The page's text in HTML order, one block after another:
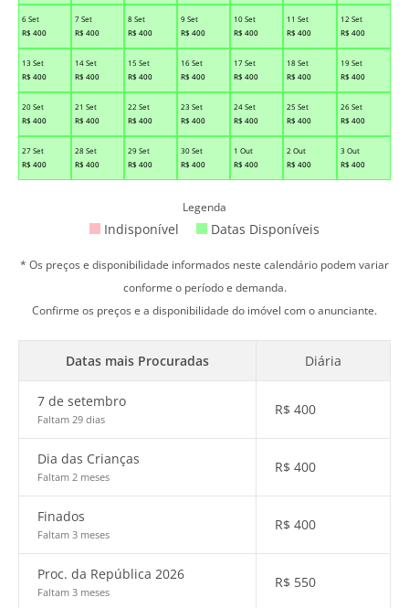
6 Set
R$ 400
7 Set
R$ 400
8 Set
R$ 400
9 Set
R$ 400
10 Set
R$ 400
11 Set
R$ 400
12 Set
R$ 400
13 Set
R$ 400
14 Set
R$ 400
15 Set
R$ 400
16 Set
R$ 400
17 Set
R$ 400
18 Set
R$ 400
19 Set
R$ 400
20 Set
R$ 400
21 Set
R$ 400
22 Set
R$ 400
23 Set
R$ 400
24 Set
R$ 400
25 Set
R$ 400
26 Set
R$ 400
27 Set
R$ 400
28 Set
R$ 400
29 Set
R$ 400
30 Set
R$ 400
1 Out
R$ 400
2 Out
R$ 400
3 Out
R$ 400
Legenda
Indisponível Datas Disponíveis
* Os preços e disponibilidade informados neste calendário podem variar
conforme o período e demanda.
Confirme os preços e a disponibilidade do imóvel com o anunciante.
Datas mais Procuradas Diária
7 de setembro
Faltam 29 dias
R$ 400
Dia das Crianças
Faltam 2 meses
R$ 400
Finados
Faltam 3 meses
R$ 400
Proc. da República 2026
Faltam 3 meses
R$ 550